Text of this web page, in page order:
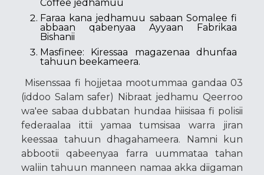
Coffee jedhamuu
Faraa kana jedhamuu sabaan Somalee fi
abbaan qabenyaa Ayyaan Fabrikaa
Bishanii
Masfinee: Kiressaa magazenaa dhunfaa
tahuun beekameera.
Misenssaa fi hojjetaa mootummaa gandaa 03
(iddoo Salam safer) Nibraat jedhamu Qeerroo
wa'ee sabaa dubbatan hundaa hiisisaa fi polisii
federaalaa ittii yamaa tumsisaa warra jiran
keessaa tahuun dhagahameera. Namni kun
abbootii qabeenyaa farra uummataa tahan
waliin tahuun manneen namaa akka diigaman